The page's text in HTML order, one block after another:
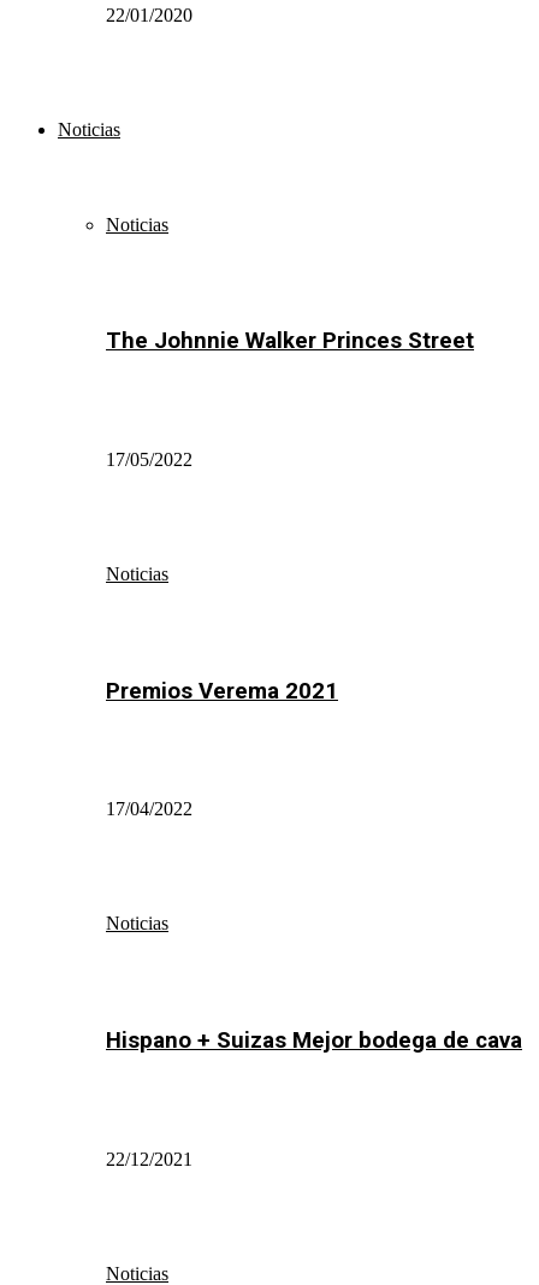
22/01/2020
Noticias
Noticias
The Johnnie Walker Princes Street
17/05/2022
Noticias
Premios Verema 2021
17/04/2022
Noticias
Hispano + Suizas Mejor bodega de cava
22/12/2021
Noticias